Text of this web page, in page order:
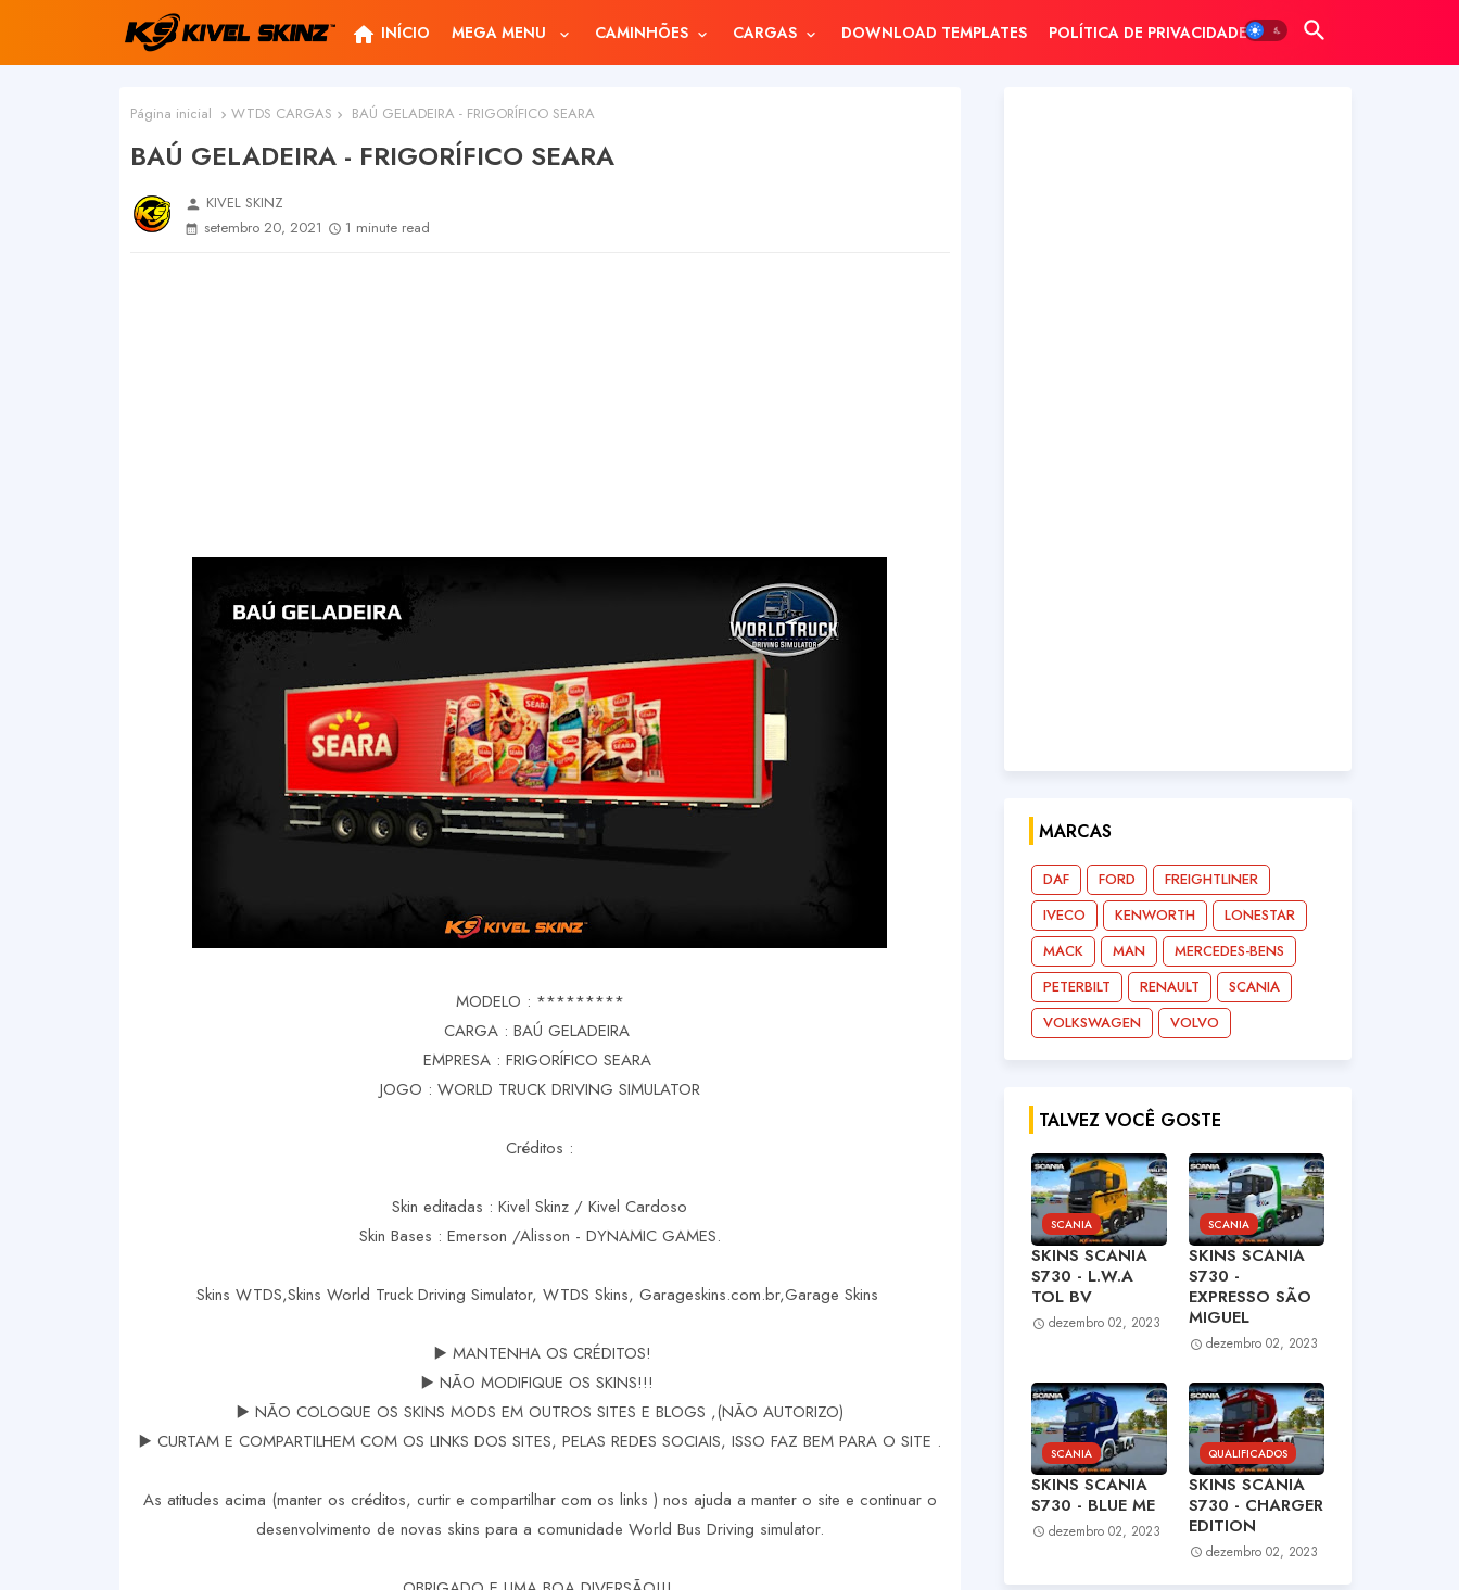
home INÍCIO MEGA MENU CAMINHÕES CARGAS DOWNLOAD TEMPLATES POLÍTICA DE PRIVACIDADE
Página inicial WTDS CARGAS BAÚ GELADEIRA - FRIGORÍFICO SEARA
BAÚ GELADEIRA - FRIGORÍFICO SEARA
person KIVEL SKINZ
setembro 20, 2021
1 minute read
MODELO : *********
CARGA : BAÚ GELADEIRA
EMPRESA : FRIGORÍFICO SEARA
JOGO : WORLD TRUCK DRIVING SIMULATOR
Créditos :
Skin editadas : Kivel Skinz / Kivel Cardoso
Skin Bases : Emerson /Alisson - DYNAMIC GAMES.
Skins WTDS,Skins World Truck Driving Simulator, WTDS Skins, Garageskins.com.br,Garage Skins
▶️ MANTENHA OS CRÉDITOS!
▶️ NÃO MODIFIQUE OS SKINS!!!
▶️ NÃO COLOQUE OS SKINS MODS EM OUTROS SITES E BLOGS ,(NÃO AUTORIZO)
▶️ CURTAM E COMPARTILHEM COM OS LINKS DOS SITES, PELAS REDES SOCIAIS, ISSO FAZ BEM PARA O SITE .
As atitudes acima (manter os créditos, curtir e compartilhar com os links ) nos ajuda a manter o site e continuar o
desenvolvimento de novas skins para a comunidade World Bus Driving simulator.
MARCAS
DAF FORD
FREIGHTLINER
IVECO
KENWORTH
LONESTAR
MACK
MAN
MERCEDES-BENS
PETERBILT
RENAULT
SCANIA
VOLKSWAGEN
VOLVO
TALVEZ VOCÊ GOSTE
SCANIA
SKINS SCANIA
S730 - L.W.A
TOL BV
dezembro 02, 2023
SCANIA
SKINS SCANIA
S730 -
EXPRESSO SÃO
MIGUEL
dezembro 02, 2023
SCANIA
SKINS SCANIA
S730 - BLUE ME
dezembro 02, 2023
QUALIFICADOS
SKINS SCANIA
S730 - CHARGER
EDITION
dezembro 02, 2023